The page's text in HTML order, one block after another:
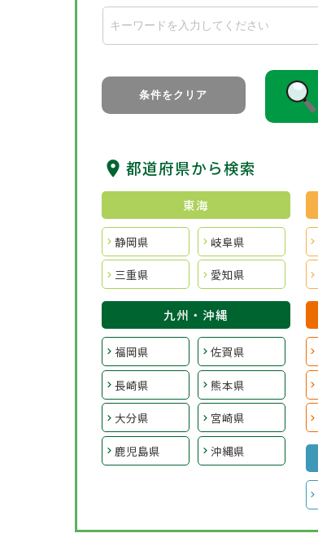
条件をクリア
都道府県から検索
東海
静岡県 岐阜県
三重県 愛知県
九州・沖縄
福岡県 佐賀県
長崎県 熊本県
大分県 宮崎県
鹿児島県 沖縄県